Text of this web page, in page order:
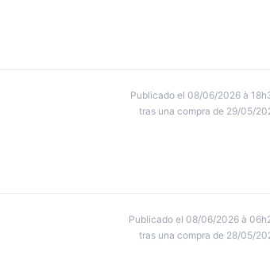
Publicado el 08/06/2026 à
tras una compra de 29/05/
Publicado el 08/06/2026 à
tras una compra de 28/05/